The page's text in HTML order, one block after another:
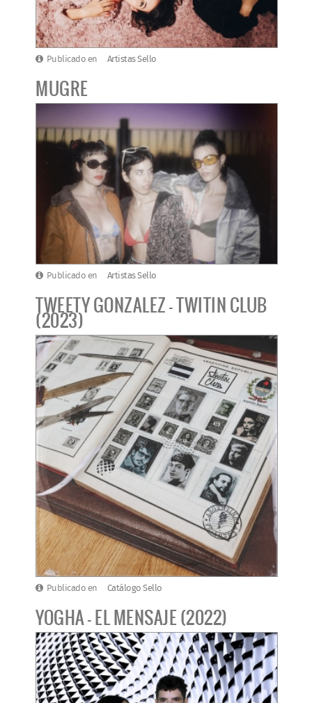
Publicado en Artistas Sello
MUGRE
Publicado en Artistas Sello
TWEETY GONZALEZ - TWITIN CLUB
(2023)
Publicado en Catálogo Sello
YOGHA - EL MENSAJE (2022)